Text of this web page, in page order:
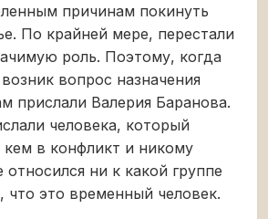
причинам покинуть
По крайней мере, перестали
роль. Поэтому, когда
вопрос назначения
прислали Валерия Баранова.
человека, который
кем в конфликт и никому
ни к какой группе
что это временный человек.